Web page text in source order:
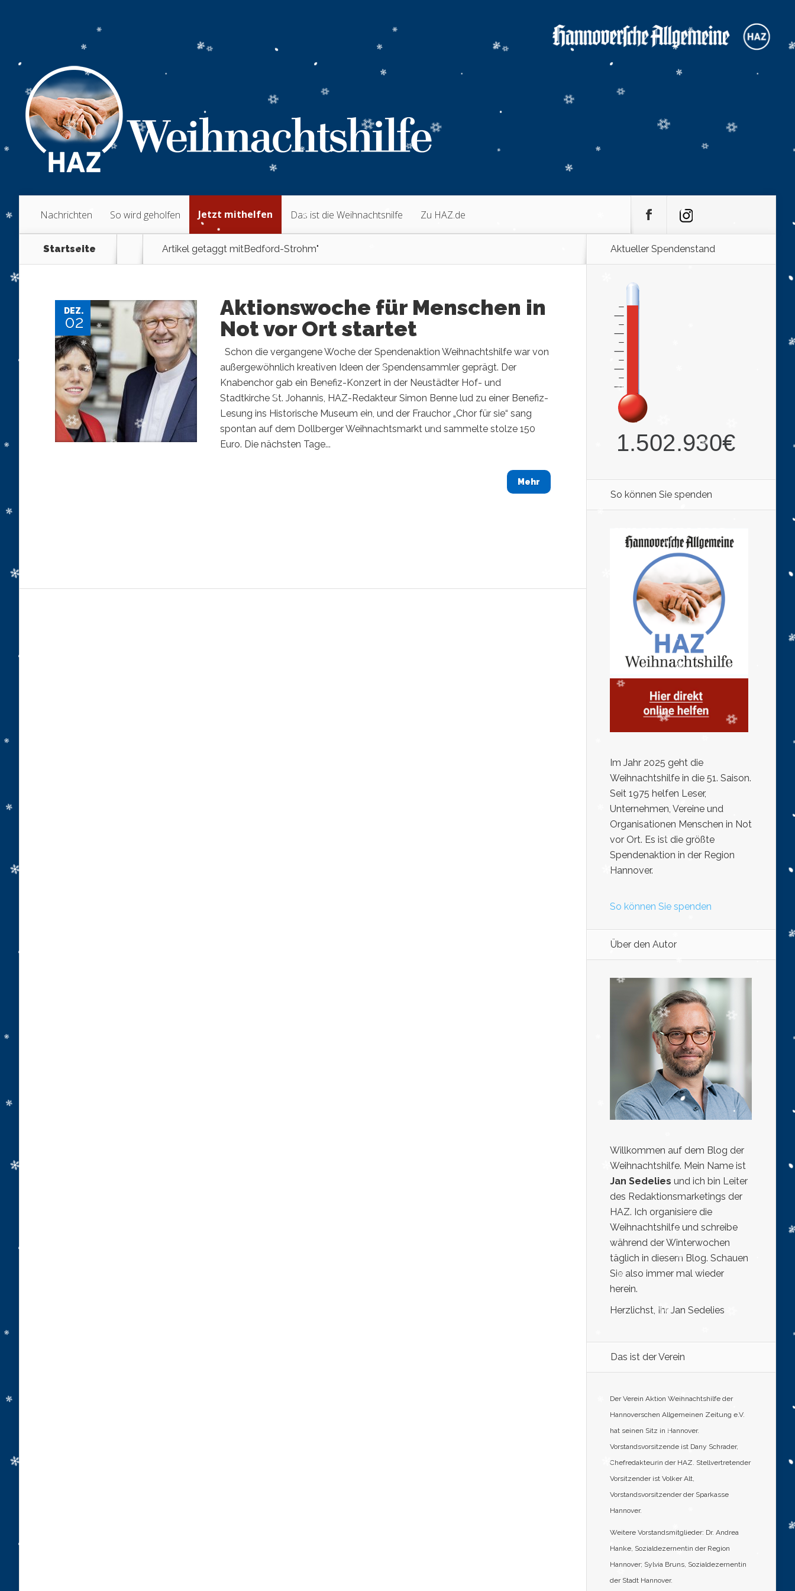
Nachrichten So wird geholfen Jetzt mithelfen Das ist die Weihnachtshilfe Zu HAZ.de
Startseite Artikel getaggt mitBedford-Strohm"
DEZ.
02
Aktionswoche für Menschen in
Not vor Ort startet
Schon die vergangene Woche der Spendenaktion Weihnachtshilfe war von
außergewöhnlich kreativen Ideen der Spendensammler geprägt. Der
Knabenchor gab ein Benefiz-Konzert in der Neustädter Hof- und
Stadtkirche St. Johannis, HAZ-Redakteur Simon Benne lud zu einer Benefiz-
Lesung ins Historische Museum ein, und der Frauchor „Chor für sie“ sang
spontan auf dem Dollberger Weihnachtsmarkt und sammelte stolze 150
Euro. Die nächsten Tage...
Mehr
Aktueller Spendenstand
So können Sie spenden
Im Jahr 2025 geht die
Weihnachtshilfe in die 51. Saison.
Seit 1975 helfen Leser,
Unternehmen, Vereine und
Organisationen Menschen in Not
vor Ort. Es ist die größte
Spendenaktion in der Region
Hannover.
So können Sie spenden
Über den Autor
Willkommen auf dem Blog der
Weihnachtshilfe. Mein Name ist
Jan Sedelies und ich bin Leiter
des Redaktionsmarketings der
HAZ. Ich organisiere die
Weihnachtshilfe und schreibe
während der Winterwochen
täglich in diesem Blog. Schauen
Sie also immer mal wieder
herein.
Herzlichst, Ihr Jan Sedelies
Das ist der Verein
Der Verein Aktion Weihnachtshilfe der
Hannoverschen Allgemeinen Zeitung e.V.
hat seinen Sitz in Hannover.
Vorstandsvorsitzende ist Dany Schrader,
Chefredakteurin der HAZ. Stellvertretender
Vorsitzender ist Volker Alt,
Vorstandsvorsitzender der Sparkasse
Hannover.
Weitere Vorstandsmitglieder: Dr. Andrea
Hanke, Sozialdezernentin der Region
Hannover; Sylvia Bruns, Sozialdezernentin
der Stadt Hannover.